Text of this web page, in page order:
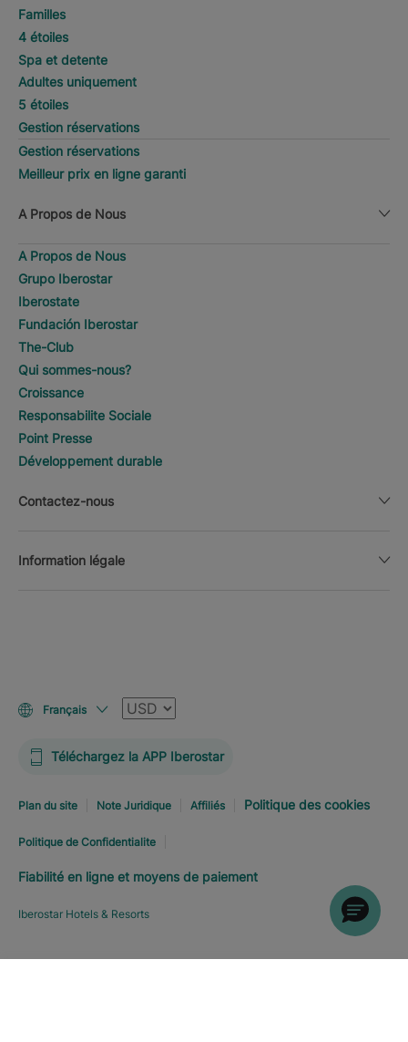
Familles
4 étoiles
Spa et detente
Adultes uniquement
5 étoiles
Gestion réservations
Gestion réservations
Meilleur prix en ligne garanti
A Propos de Nous
A Propos de Nous
Grupo Iberostar
Iberostate
Fundación Iberostar
The-Club
Qui sommes-nous?
Croissance
Responsabilite Sociale
Point Presse
Développement durable
Contactez-nous
Information légale
Français Devise
Téléchargez la APP Iberostar
Plan du site Note Juridique Affiliés Politique des cookies
Politique de Confidentialite
Fiabilité en ligne et moyens de paiement
Iberostar Hotels & Resorts